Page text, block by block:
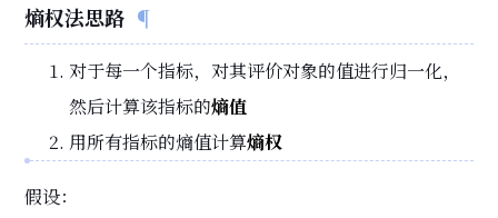
熵权法思路
对于每一个指标，对其评价对象的值进行归一化，
然后计算该指标的熵值
用所有指标的熵值计算熵权
假设：